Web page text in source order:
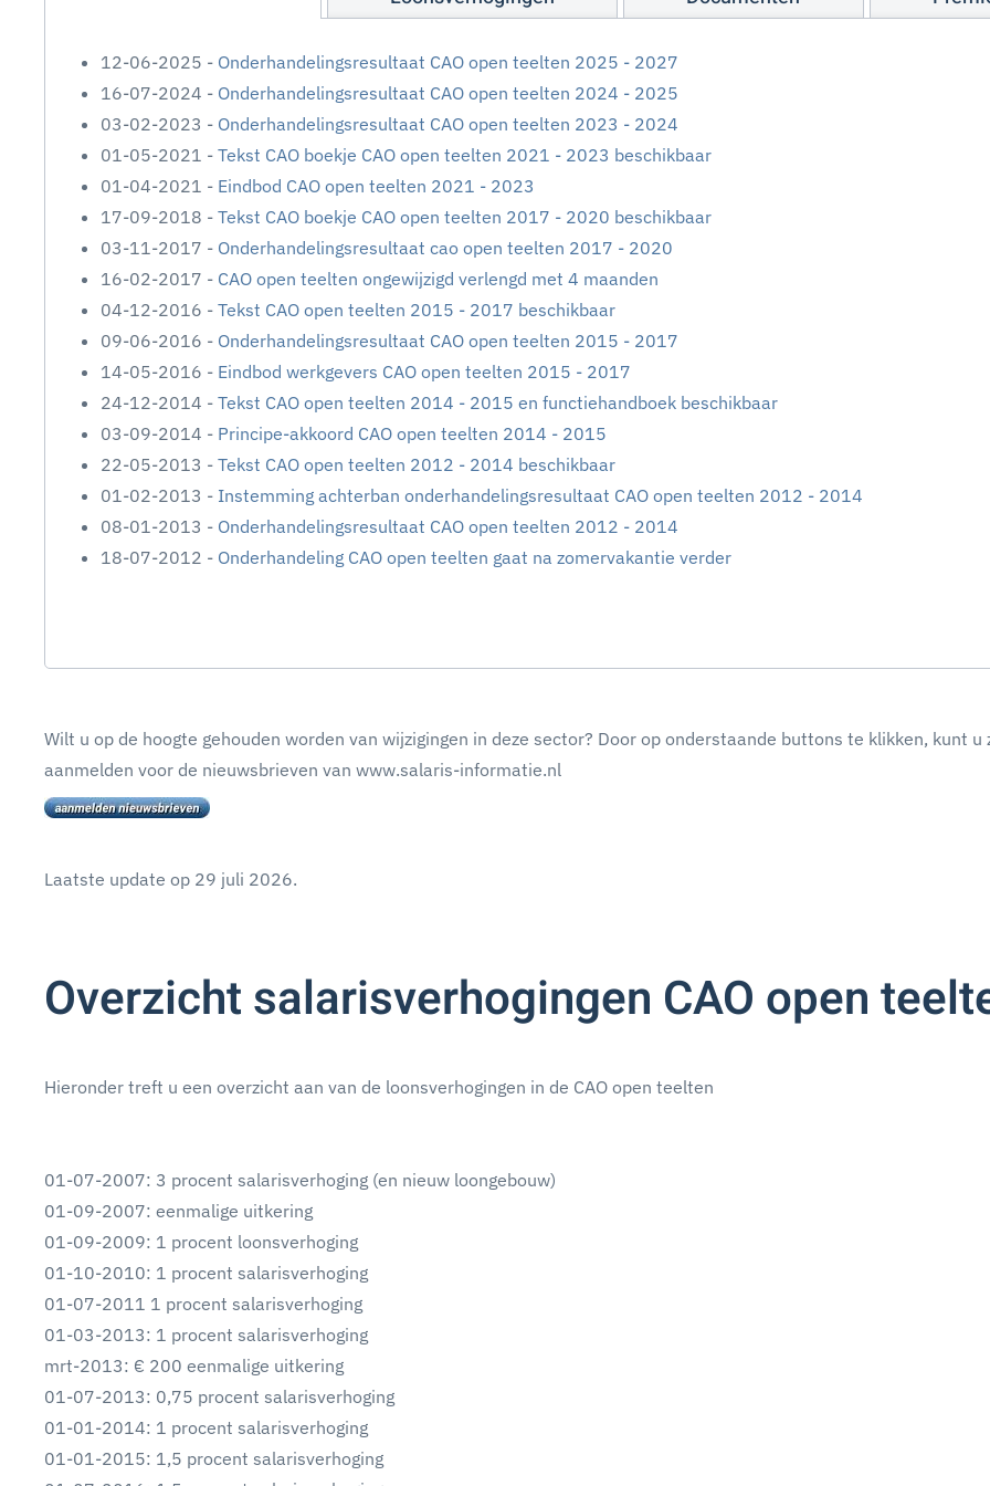
12-06-2025 - Onderhandelingsresultaat CAO open teelten 2025 - 2027
16-07-2024 - Onderhandelingsresultaat CAO open teelten 2024 - 2025
03-02-2023 - Onderhandelingsresultaat CAO open teelten 2023 - 2024
01-05-2021 - Tekst CAO boekje CAO open teelten 2021 - 2023 beschikbaar
01-04-2021 - Eindbod CAO open teelten 2021 - 2023
17-09-2018 - Tekst CAO boekje CAO open teelten 2017 - 2020 beschikbaar
03-11-2017 - Onderhandelingsresultaat cao open teelten 2017 - 2020
16-02-2017 - CAO open teelten ongewijzigd verlengd met 4 maanden
04-12-2016 - Tekst CAO open teelten 2015 - 2017 beschikbaar
09-06-2016 - Onderhandelingsresultaat CAO open teelten 2015 - 2017
14-05-2016 - Eindbod werkgevers CAO open teelten 2015 - 2017
24-12-2014 - Tekst CAO open teelten 2014 - 2015 en functiehandboek beschikbaar
03-09-2014 - Principe-akkoord CAO open teelten 2014 - 2015
22-05-2013 - Tekst CAO open teelten 2012 - 2014 beschikbaar
01-02-2013 - Instemming achterban onderhandelingsresultaat CAO open teelten 2012 - 2014
08-01-2013 - Onderhandelingsresultaat CAO open teelten 2012 - 2014
18-07-2012 - Onderhandeling CAO open teelten gaat na zomervakantie verder
Wilt u op de hoogte gehouden worden van wijzigingen in deze sector? Door op onderstaande buttons te klikken, kunt u
aanmelden voor de nieuwsbrieven van www.salaris-informatie.nl
Laatste update op 29 juli 2026.
Overzicht salarisverhogingen CAO open
Hieronder treft u een overzicht aan van de loonsverhogingen in de CAO open teelten
01-07-2007: 3 procent salarisverhoging (en nieuw loongebouw)
01-09-2007: eenmalige uitkering
01-09-2009: 1 procent loonsverhoging
01-10-2010: 1 procent salarisverhoging
01-07-2011 1 procent salarisverhoging
01-03-2013: 1 procent salarisverhoging
mrt-2013: € 200 eenmalige uitkering
01-07-2013: 0,75 procent salarisverhoging
01-01-2014: 1 procent salarisverhoging
01-01-2015: 1,5 procent salarisverhoging